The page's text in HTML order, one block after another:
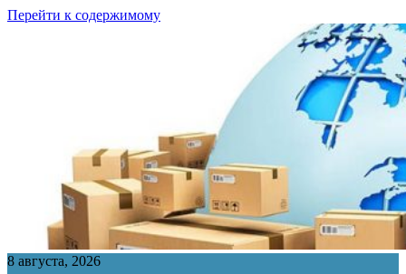
Перейти к содержимому
8 августа, 2026